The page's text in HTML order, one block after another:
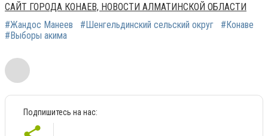
САЙТ ГОРОДА КОНАЕВ, НОВОСТИ АЛМАТИНСКОЙ ОБЛАСТИ
#Жандос Манеев
#Шенгельдинский сельский округ
#Конаве
#Выборы акима
Подпишитесь на нас: